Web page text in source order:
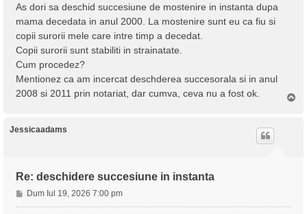
j
As dori sa deschid succesiune de mostenire in instanta dupa
mama decedata in anul 2000. La mostenire sunt eu ca fiu si
copii surorii mele care intre timp a decedat.
Copii surorii sunt stabiliti in strainatate.
Cum procedez?
Mentionez ca am incercat deschderea succesorala si in anul
2008 si 2011 prin notariat, dar cumva, ceva nu a fost ok.
Jessicaadams
Re: deschidere succesiune in instanta
M
e
Dum Iul 19, 2026 7:00 pm